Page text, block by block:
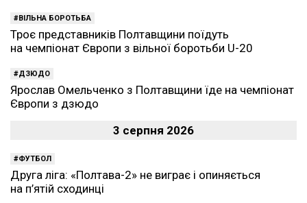
ВІЛЬНА БОРОТЬБА
Троє представників Полтавщини поїдуть
на чемпіонат Європи з вільної боротьби U-20
ДЗЮДО
Ярослав Омельченко з Полтавщини їде на чемпіонат
Європи з дзюдо
3 серпня 2026
ФУТБОЛ
Друга ліга: «Полтава-2» не виграє і опиняється
на п’ятій сходинці